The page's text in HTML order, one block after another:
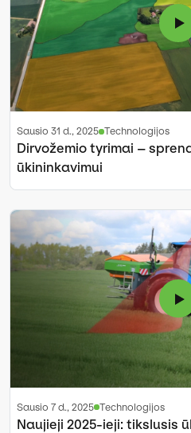
sausio 31 d., 2025 Technologijos
Dirvožemio tyrimai –
ūkininkavimui
sausio 7 d., 2025 Technologijos
Naujieji 2025-ieji: tikslusis